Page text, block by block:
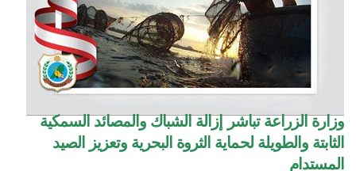
وزارة الزراعة تباشر إزالة الشباك والمصائد السمكية
الثابتة والطويلة لحماية الثروة البحرية وتعزيز الصيد
المستدام